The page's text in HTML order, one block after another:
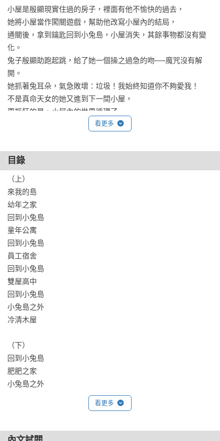
小屋是殷顯現實住過的房子，裡面有他不愉快的過去，
她將小屋當作闖關遊戲，幫助他改寫小屋內的結局，
通關後，拿到鑰匙回到小兔島，小屋消失，其餘事物都沒有變
化。
兔子殷顯助跑起跳，給了她一個操之過急的吻──魔咒沒有解
開。
她抓著兔耳朵，氣急敗壞：垃圾！我始終知道你不夠愛我！
不是真命天女的她又進到下一間小屋，
更抓狂的是，小屋內的世界循環了……
十八歲的王結香逃離家鄉，來到大城市打拚。
走投無路之際，是住在隔壁的殷顯收留了她。
他話少冷淡，卻給了她一方溫暖，聽她的辛苦與悲傷，帶她討
回公道。
她依賴、喜歡他，想要和他一輩子在一起。
少女總是在煩惱，他愛不愛她的問題──
他會接她回家，為夜盲的她榨一杯杯胡蘿蔔汁，
拚命賺錢，要讓兩人過上好日子，能養她喜歡的兔子；
可他會罵她「豬腦子」，不會說愛、不會傾訴，無法走進他的
心。
──而這個問題的答案，是他的沉默。
最後一次爭吵，他口不擇言，她負氣離開他，一輩子不再見，
卻在某一天，出現在他的島上，遇見了變成兔子的他──
他沉默，交給她兔子，交給她跨過漫長時光的答案。
因為沒說過、沒聽過「我愛你」遺憾，可是他們都懂，無須言
語。
她死時心願未了，如今，心臟位置浮現能讓他出島的鑰匙。
「我不走，殷顯。我在你的島。」
看更多
目錄
（上）
來我的島
幼年之家
回到小兔島
童年公寓
回到小兔島
員工宿舍
回到小兔島
雙屋高中
回到小兔島
小兔島之外
冷清木屋
（下）
回到小兔島
肥肥之家
小兔島之外
看更多